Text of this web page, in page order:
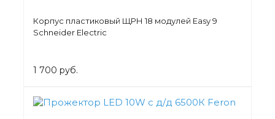
Корпус пластиковый ЩРН 18 модулей Easy 9
Schneider Electric
1 700 руб.